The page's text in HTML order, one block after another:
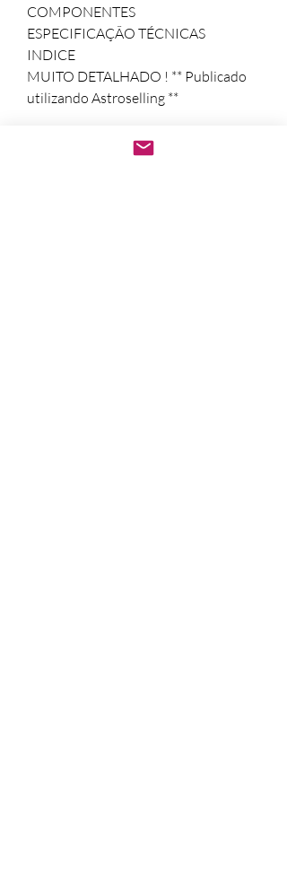
COMPONENTES
ESPECIFICAÇÃO TÉCNICAS
INDICE
MUITO DETALHADO ! ** Publicado
utilizando Astroselling **